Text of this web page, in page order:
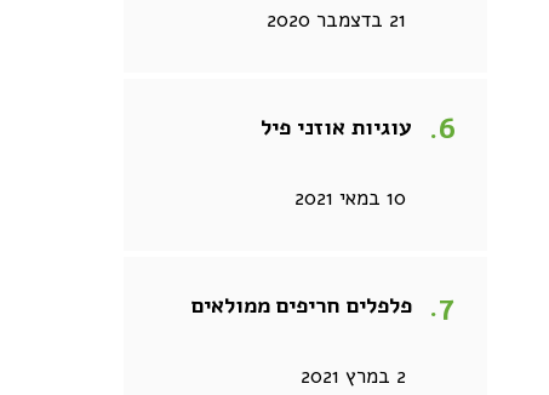
21 בדצמבר 2020
עוגיות אוזני פיל
10 במאי 2021
פלפלים חריפים ממולאים
2 במרץ 2021